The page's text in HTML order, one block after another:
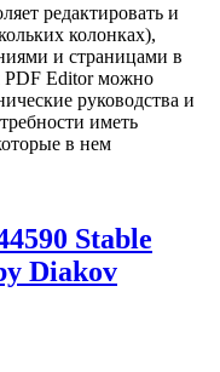
редактировать и
колонках),
и страницами в
Editor можно
руководства и
иметь
в нем
Stable
Diakov